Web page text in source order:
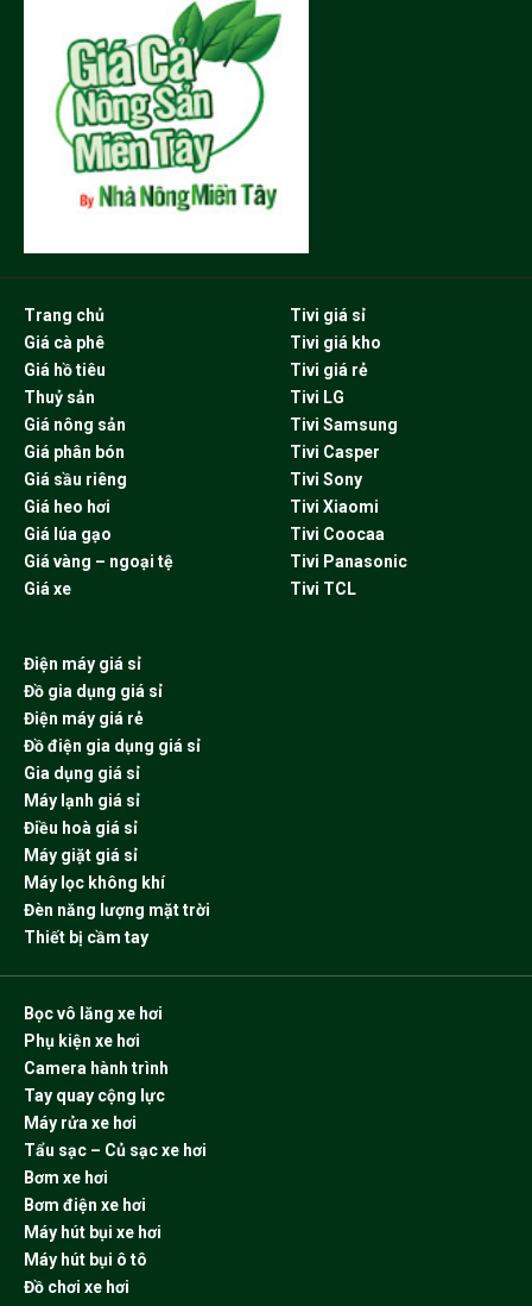
Trang chủ
Giá cà phê
Giá hồ tiêu
Thuỷ sản
Giá nông sản
Giá phân bón
Giá sầu riêng
Giá heo hơi
Giá lúa gạo
Giá vàng – ngoại tệ
Giá xe
Tivi giá sỉ
Tivi giá kho
Tivi giá rẻ
Tivi LG
Tivi Samsung
Tivi Casper
Tivi Sony
Tivi Xiaomi
Tivi Coocaa
Tivi Panasonic
Tivi TCL
Điện máy giá sỉ
Đồ gia dụng giá sỉ
Điện máy giá rẻ
Đồ điện gia dụng giá sỉ
Gia dụng giá sỉ
Máy lạnh giá sỉ
Điều hoà giá sỉ
Máy giặt giá sỉ
Máy lọc không khí
Đèn năng lượng mặt trời
Thiết bị cầm tay
Bọc vô lăng xe hơi
Phụ kiện xe hơi
Camera hành trình
Tay quay cộng lực
Máy rửa xe hơi
Tẩu sạc – Củ sạc xe hơi
Bơm xe hơi
Bơm điện xe hơi
Máy hút bụi xe hơi
Máy hút bụi ô tô
Đồ chơi xe hơi